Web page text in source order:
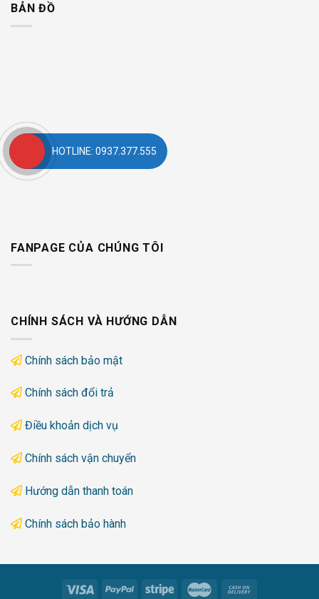
BẢN ĐỒ
FANPAGE CỦA CHÚNG TÔI
CHÍNH SÁCH VÀ HƯỚNG DẪN
Chính sách bảo mật
Chính sách đổi trả
Điều khoản dịch vụ
Chính sách vận chuyển
Hướng dẫn thanh toán
Chính sách bảo hành
HOTLINE: 0937.377.555